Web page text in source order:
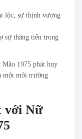
lộc, sự thịnh vượng
sự thăng tiến trong
1975 phát huy
một môi trường
với Nữ